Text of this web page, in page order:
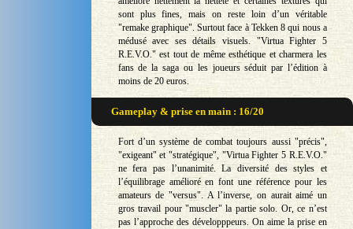
sont plus fines, mais on reste loin d’un véritable
"remake graphique". Surtout face à Tekken 8 qui nous a
médusé avec ses détails visuels. "Virtua Fighter 5
R.E.V.O." est tout de même esthétique et charmera les
fans de la saga ou les joueurs séduit par l’édition à
moins de 20 euros.
Gameplay & prise en main : 16/20
Fort d’un système de combat toujours aussi "précis",
"exigeant" et "stratégique", "Virtua Fighter 5 R.E.V.O."
ne fera pas l’unanimité. La diversité des styles et
l’équilibrage amélioré en font une référence pour les
amateurs de "versus". A l’inverse, on aurait aimé un
gros travail pour "muscler" la partie solo. Or, ce n’est
pas l’approche des développpeurs. On aime la prise en